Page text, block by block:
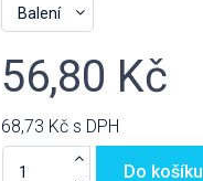
56,80 Kč
68,73 Kč s DPH
Do košíku